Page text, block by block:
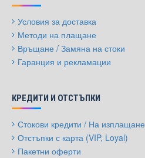
Условия за доставка
Методи на плащане
Връщане / Замяна на стоки
Гаранция и рекламации
КРЕДИТИ И ОТСТЪПКИ
Стокови кредити / На изплащане
Отстъпки с карта (VIP, Loyal)
Пакетни оферти